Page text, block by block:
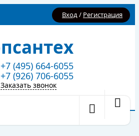
Вход/ Регистрация
+7 (495) 664-6055
+7 (926) 706-6055
Заказать звонок